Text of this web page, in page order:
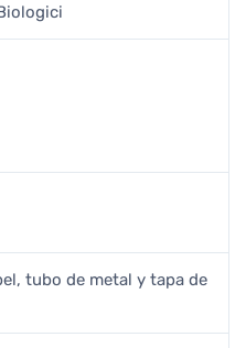
tubo de metal y tapa de